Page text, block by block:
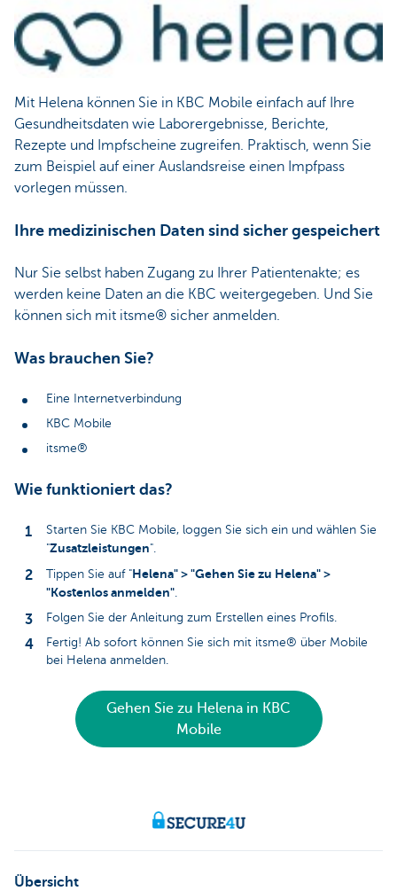
Mit Helena können Sie in KBC Mobile einfach auf Ihre
Gesundheitsdaten wie Laborergebnisse, Berichte,
Rezepte und Impfscheine zugreifen. Praktisch, wenn Sie
zum Beispiel auf einer Auslandsreise einen Impfpass
vorlegen müssen.
Ihre medizinischen Daten sind sicher gespeichert
Nur Sie selbst haben Zugang zu Ihrer Patientenakte; es
werden keine Daten an die KBC weitergegeben. Und Sie
können sich mit itsme® sicher anmelden.
Was brauchen Sie?
Eine Internetverbindung
KBC Mobile
itsme®
Wie funktioniert das?
Starten Sie KBC Mobile, loggen Sie sich ein und wählen Sie
"Zusatzleistungen".
Tippen Sie auf "Helena" > "Gehen Sie zu Helena" >
"Kostenlos anmelden".
Folgen Sie der Anleitung zum Erstellen eines Profils.
Fertig! Ab sofort können Sie sich mit itsme® über Mobile
bei Helena anmelden.
Gehen Sie zu Helena in KBC
Mobile
Übersicht